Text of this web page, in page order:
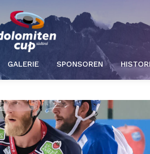
GALERIE SPONSOREN